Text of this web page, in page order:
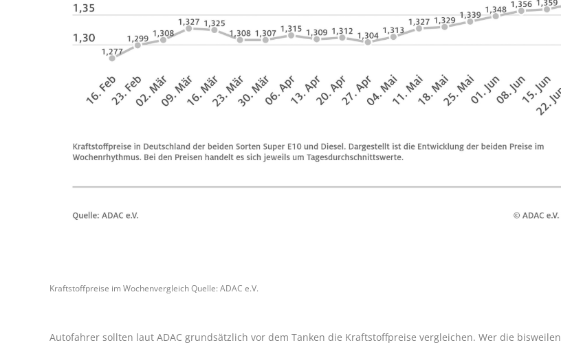
Kraftstoffpreise im Wochenvergleich Quelle: ADAC e.V.
Autofahrer sollten laut ADAC grundsätzlich vor dem Tanken die Kraftstoffpreise vergleichen. Wer die bisweilen